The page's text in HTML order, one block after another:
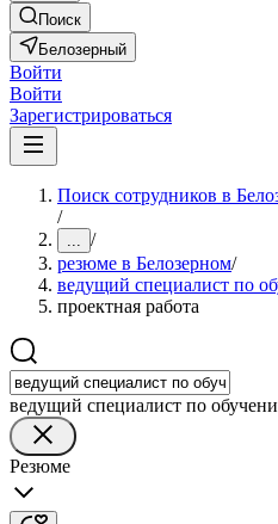
Поиск
Белозерный
Войти
Войти
Зарегистрироваться
Поиск сотрудников в
/
... /
резюме в Белозерном/
ведущий специалист по
проектная работа
ведущий специалист по
Резюме